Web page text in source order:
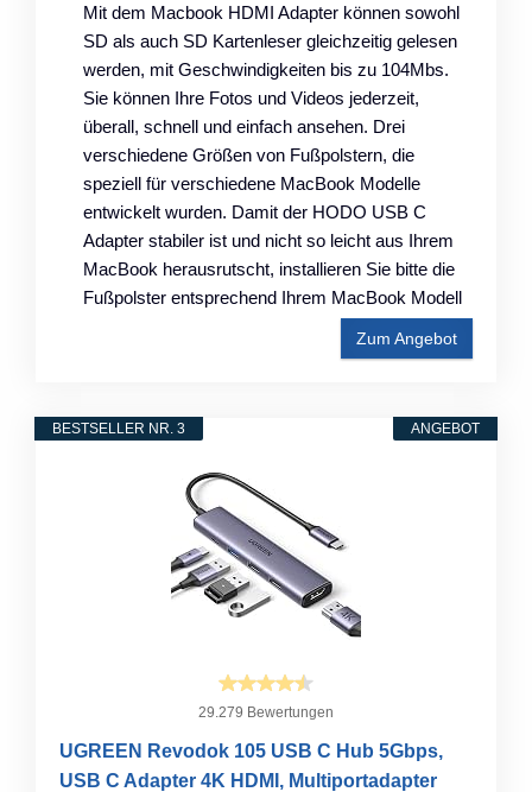
Mit dem Macbook HDMI Adapter können sowohl
SD als auch SD Kartenleser gleichzeitig gelesen
werden, mit Geschwindigkeiten bis zu 104Mbs.
Sie können Ihre Fotos und Videos jederzeit,
überall, schnell und einfach ansehen. Drei
verschiedene Größen von Fußpolstern, die
speziell für verschiedene MacBook Modelle
entwickelt wurden. Damit der HODO USB C
Adapter stabiler ist und nicht so leicht aus Ihrem
MacBook herausrutscht, installieren Sie bitte die
Fußpolster entsprechend Ihrem MacBook Modell
Zum Angebot
ANGEBOT
BESTSELLER NR. 3
29.279 Bewertungen
UGREEN Revodok 105 USB C Hub 5Gbps,
USB C Adapter 4K HDMI, Multiportadapter